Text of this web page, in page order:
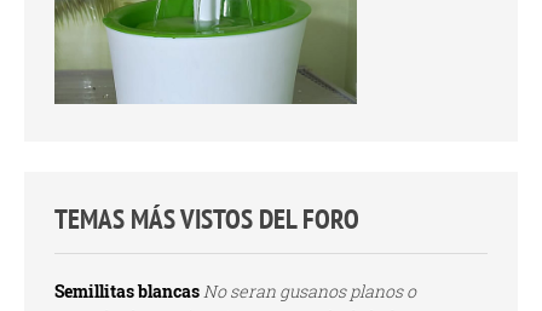
TEMAS MÁS VISTOS DEL FORO
Semillitas blancasNo seran gusanos planos o